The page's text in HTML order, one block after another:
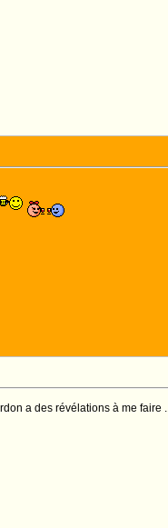
a des révélations à me faire